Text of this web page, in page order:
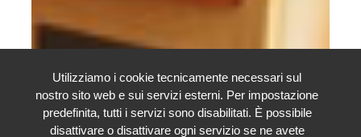
Utilizziamo i cookie tecnicamente necessari sul
nostro sito web e sui servizi esterni. Per impostazione
predefinita, tutti i servizi sono disabilitati. È possibile
disattivare o disattivare ogni servizio se ne avete